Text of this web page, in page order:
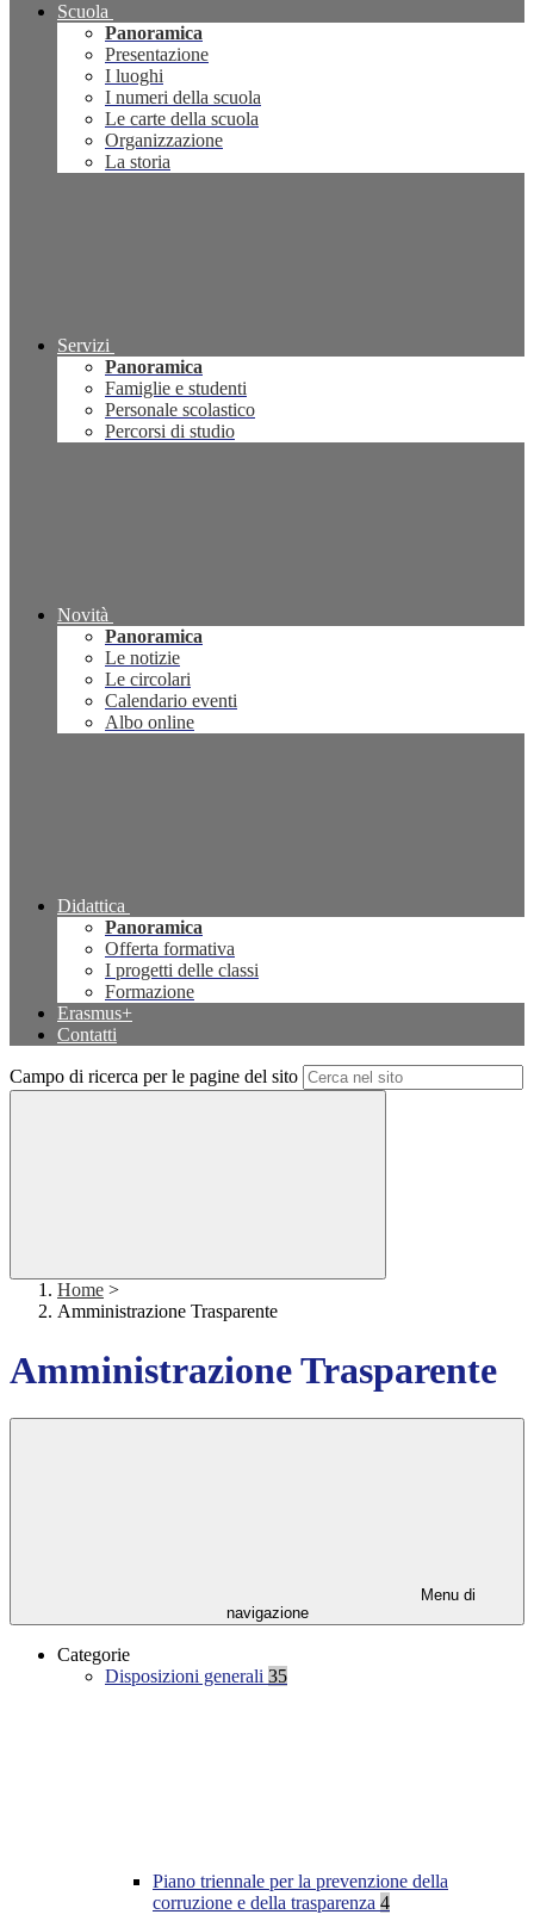
Scuola
Panoramica
Presentazione
I luoghi
I numeri della scuola
Le carte della scuola
Organizzazione
La storia
Servizi
Panoramica
Famiglie e studenti
Personale scolastico
Percorsi di studio
Novità
Panoramica
Le notizie
Le circolari
Calendario eventi
Albo online
Didattica
Panoramica
Offerta formativa
I progetti delle classi
Formazione
Erasmus+
Contatti
Campo di ricerca per le pagine del sito
Home >
Amministrazione Trasparente
Amministrazione Trasparente
Menu di
navigazione
Categorie
Disposizioni generali 35
Piano triennale per la prevenzione della
corruzione e della trasparenza 4